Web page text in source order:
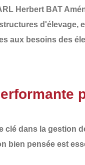
Herbert BAT
d'élevage,
aux besoins des
clé dans la gestion
bien pensée est